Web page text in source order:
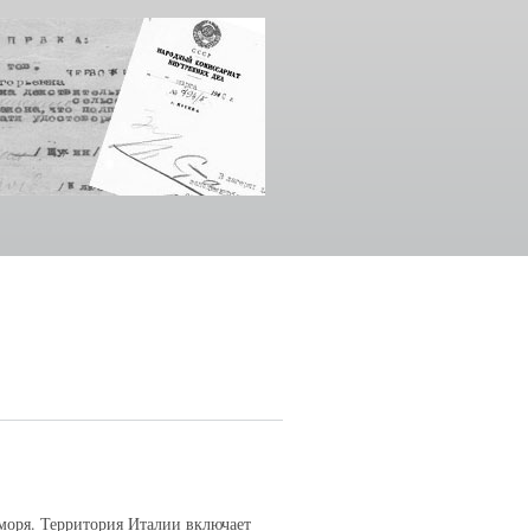
Территория Италии включает